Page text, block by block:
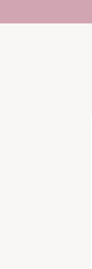
ai contenuti